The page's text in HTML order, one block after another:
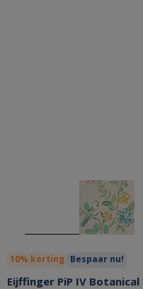
10% korting Bespaar nu!
Eijffinger PiP IV Botanical